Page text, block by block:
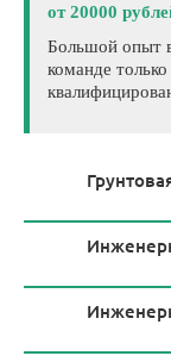
от 20000
Большой опыт
команде